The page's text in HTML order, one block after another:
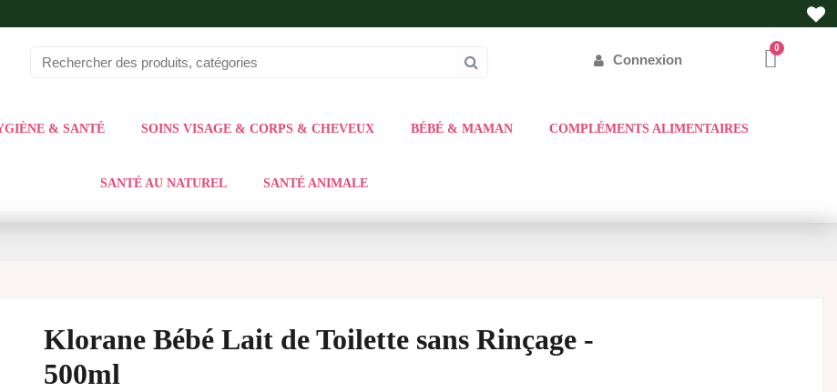
Connexion
& SANTÉ SOINS VISAGE & CORPS & CHEVEUX BÉBÉ & MAMAN COMPLÉMENTS ALIMENTAIRES
SANTÉ AU NATUREL SANTÉ ANIMALE
Klorane Bébé Lait de Toilette sans Rinçage -
500ml